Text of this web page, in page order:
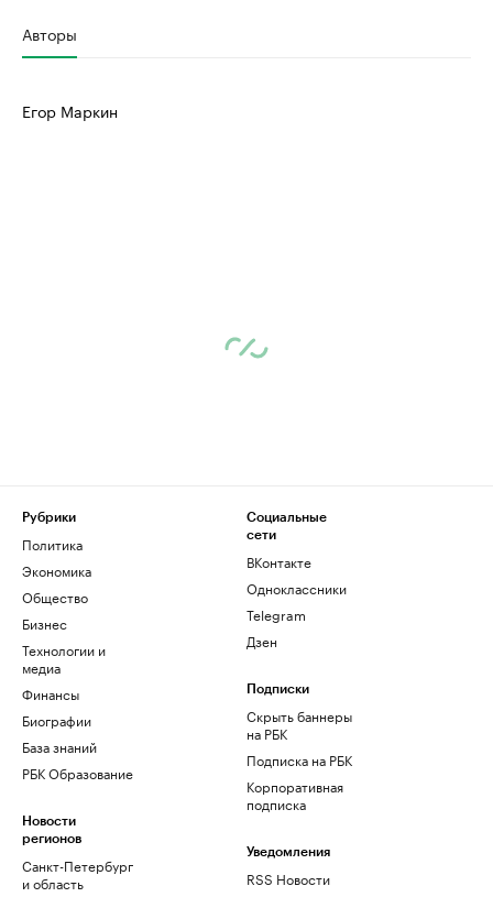
Авторы
Егор Маркин
Рубрики
Политика
Экономика
Общество
Бизнес
Технологии и
медиа
Финансы
Биографии
База знаний
РБК Образование
Новости
регионов
Санкт-Петербург
и область
Социальные
сети
ВКонтакте
Одноклассники
Telegram
Дзен
Подписки
Скрыть баннеры
на РБК
Подписка на РБК
Корпоративная
подписка
Уведомления
RSS Новости